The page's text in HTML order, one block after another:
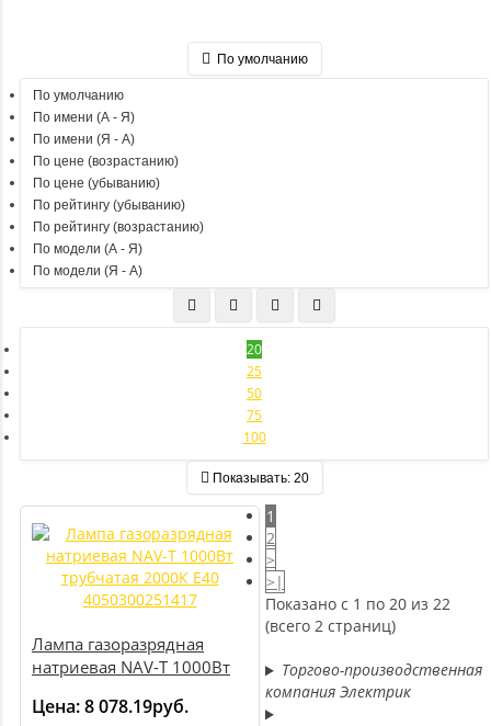
По умолчанию
По умолчанию
По имени (A - Я)
По имени (Я - A)
По цене (возрастанию)
По цене (убыванию)
По рейтингу (убыванию)
По рейтингу (возрастанию)
По модели (A - Я)
По модели (Я - A)
20
25
50
75
100
Показывать: 20
Лампа газоразрядная
натриевая NAV-T 1000Вт
4050300251417
Цена:8 078.19руб.
1
2
>
>|
Показано с 1 по 20 из 22
(всего 2 страниц)
Торгово-производственная
компания Электрик